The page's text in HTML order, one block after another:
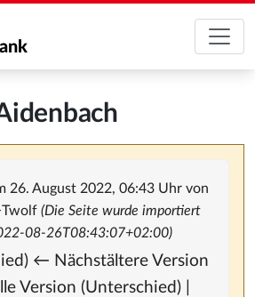
26. August 2022, 06:43 Uhr von
(Die Seite wurde importiert
08-26T08:43:07+02:00)
← Nächstältere Version
Version (Unterschied) |